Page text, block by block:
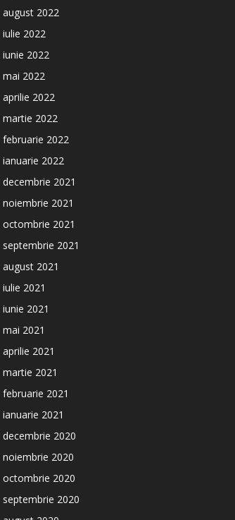
august 2022
iulie 2022
iunie 2022
mai 2022
aprilie 2022
martie 2022
februarie 2022
ianuarie 2022
decembrie 2021
noiembrie 2021
octombrie 2021
septembrie 2021
august 2021
iulie 2021
iunie 2021
mai 2021
aprilie 2021
martie 2021
februarie 2021
ianuarie 2021
decembrie 2020
noiembrie 2020
octombrie 2020
septembrie 2020